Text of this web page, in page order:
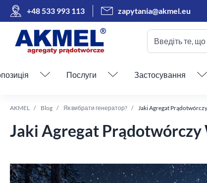
+48 533 993 113 zapytania@akmel.eu
Введіть те,
Пропустити меню
Послуги Застосування
AKMEL Blog Як вибрати генератор? Jaki Agregat
Jaki Agregat